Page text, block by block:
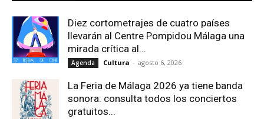
Diez cortometrajes de cuatro países
llevarán al Centre Pompidou Málaga una
mirada crítica al...
Agenda Cultura - agosto 6, 2026
La Feria de Málaga 2026 ya tiene banda
sonora: consulta todos los conciertos
gratuitos...